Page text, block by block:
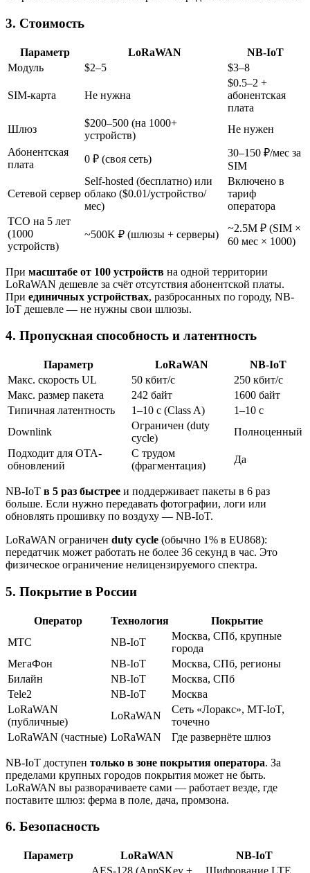
3. Стоимость
Параметр LoRaWAN
NB-IoT
Модуль
$2–5 $3–8
SIM-карта Не нужна
$0.5–2 +
абонентская
плата
Шлюз
$200–500 (на 1000+
устройств)
Не нужен
Абонентская
плата
0 ₽ (своя сеть)
30–150 ₽/мес за
SIM
Сетевой сервер
Self-hosted (бесплатно) или
облако ($0.01/устройство/
мес)
Включено в
тариф
оператора
TCO на 5 лет
(1000
устройств)
~500K ₽ (шлюзы + серверы)
~2.5M ₽ (SIM ×
60 мес × 1000)
При масштабе от 100 устройств на одной территории
LoRaWAN дешевле за счёт отсутствия абонентской платы.
При единичных устройствах, разбросанных по городу, NB-
IoT дешевле — не нужны свои шлюзы.
4. Пропускная способность и латентность
Параметр LoRaWAN
NB-IoT
Макс. скорость UL
50 кбит/с
250 кбит/с
Макс. размер пакета
242 байт
1600 байт
Типичная латентность
1–10 с (Class A)
1–10 с
Downlink
Ограничен (duty
cycle)
Полноценный
Подходит для OTA-
обновлений
С трудом
(фрагментация)
Да
NB-IoT в 5 раз быстрее и поддерживает пакеты в 6 раз
больше. Если нужно передавать фотографии, логи или
обновлять прошивку по воздуху — NB-IoT.
LoRaWAN ограничен duty cycle (обычно 1% в EU868):
передатчик может работать не более 36 секунд в час. Это
физическое ограничение нелицензируемого спектра.
5. Покрытие в России
Оператор Технология
Покрытие
МТС
NB-IoT
Москва, СПб, крупные
города
МегаФон
NB-IoT
Москва, СПб, регионы
Билайн
NB-IoT
Москва, СПб
Tele2
NB-IoT
Москва
LoRaWAN
(публичные)
LoRaWAN
Сеть «Лоракс», MT-IoT,
точечно
LoRaWAN (частные) LoRaWAN Где развернёте шлюз
NB-IoT доступен только в зоне покрытия оператора. За
пределами крупных городов покрытия может не быть.
LoRaWAN вы разворачиваете сами — работает везде, где
поставите шлюз: ферма в поле, дача, промзона.
6. Безопасность
Параметр LoRaWAN
NB-IoT
AES-128 (AppSKey + Шифрование LTE